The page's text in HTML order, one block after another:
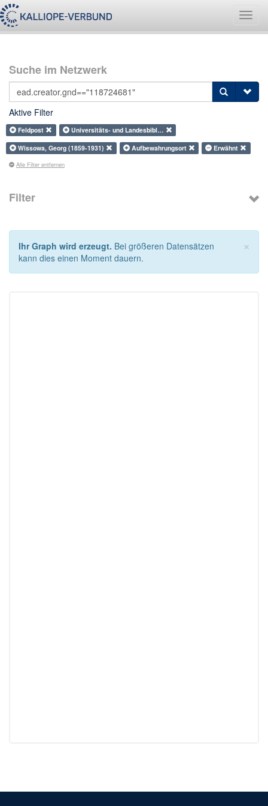
Suche im Netzwerk
Aktive Filter
Feldpost
Universitäts- und Landesbibl…
Wissowa, Georg (1859-1931)
Aufbewahrungsort Erwähnt
Alle Filter entfernen
Filter
×
Ihr Graph wird erzeugt. Bei größeren Datensätzen
kann dies einen Moment dauern.